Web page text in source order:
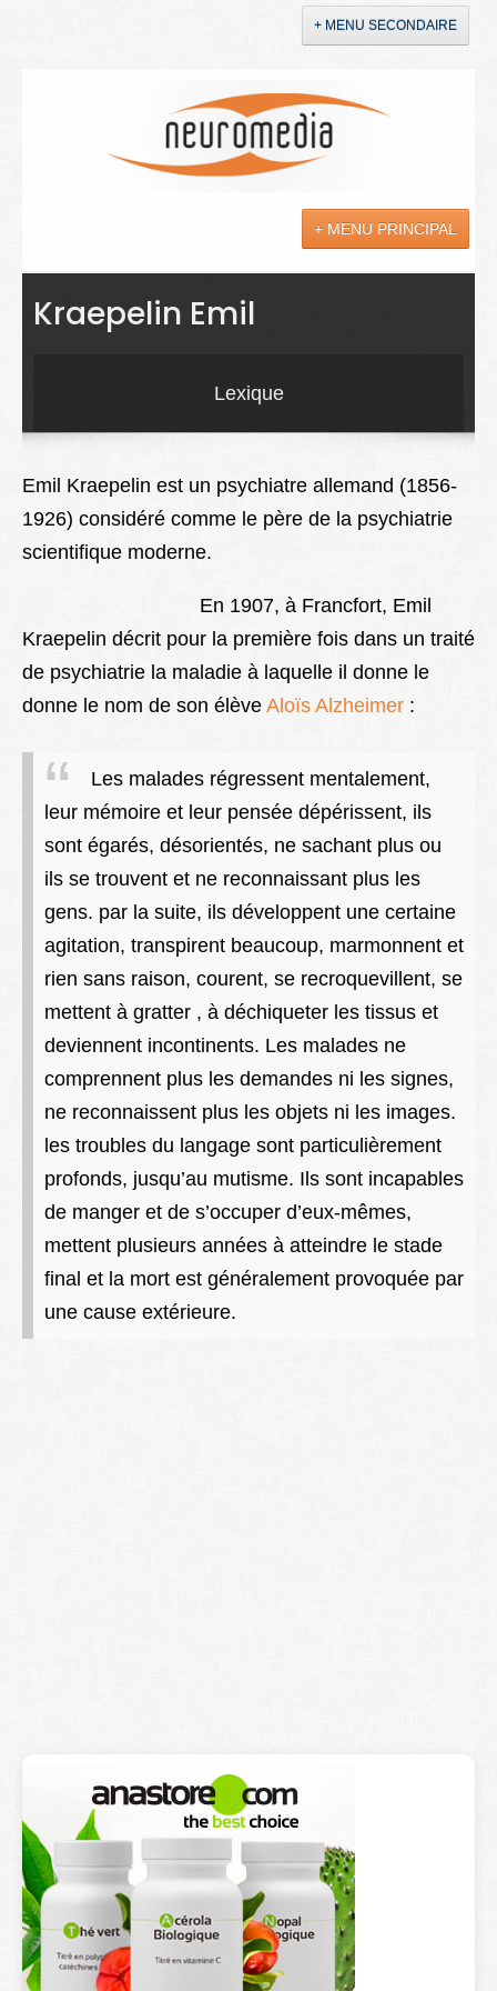
+ MENU SECONDAIRE
+ MENU PRINCIPAL
Actualités
Soins
Droit
Lexique
Better Health
Kraepelin Emil
Lexique
Emil Kraepelin est un psychiatre allemand (1856-
1926) considéré comme le père de la psychiatrie
scientifique moderne.
En 1907, à Francfort, Emil
Kraepelin décrit pour la première fois dans un traité
de psychiatrie la maladie à laquelle il donne le
donne le nom de son élève Aloïs Alzheimer :
Les malades régressent mentalement,
leur mémoire et leur pensée dépérissent, ils
sont égarés, désorientés, ne sachant plus ou
ils se trouvent et ne reconnaissant plus les
gens. par la suite, ils développent une certaine
agitation, transpirent beaucoup, marmonnent et
rien sans raison, courent, se recroquevillent, se
mettent à gratter , à déchiqueter les tissus et
deviennent incontinents. Les malades ne
comprennent plus les demandes ni les signes,
ne reconnaissent plus les objets ni les images.
les troubles du langage sont particulièrement
profonds, jusqu’au mutisme. Ils sont incapables
de manger et de s’occuper d’eux-mêmes,
mettent plusieurs années à atteindre le stade
final et la mort est généralement provoquée par
une cause extérieure.